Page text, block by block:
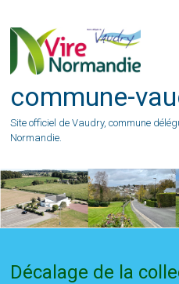
content
commune-
Site officiel de Vaudry, commune
Normandie.
Décalage de la